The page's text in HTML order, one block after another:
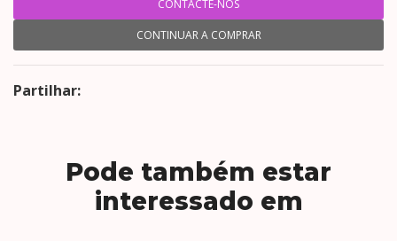
CONTACTE-NOS
CONTINUAR A COMPRAR
Partilhar:
Pode também estar
interessado em